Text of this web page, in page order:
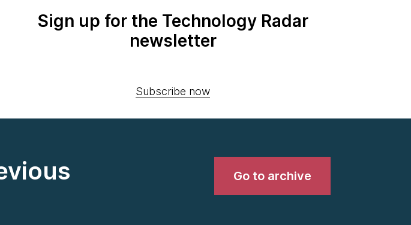
Sign up for the Technology Radar
newsletter
Subscribe now
Go to archive